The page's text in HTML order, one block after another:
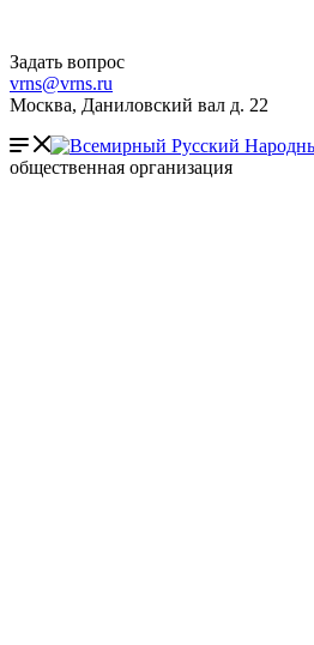
Задать вопрос
vrns@vrns.ru
Москва, Даниловский вал д. 22
общественная организация